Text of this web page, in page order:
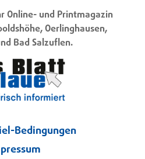
Online- und Printmagazin
Oerlinghausen,
Bad Salzuflen.
Bedingungen